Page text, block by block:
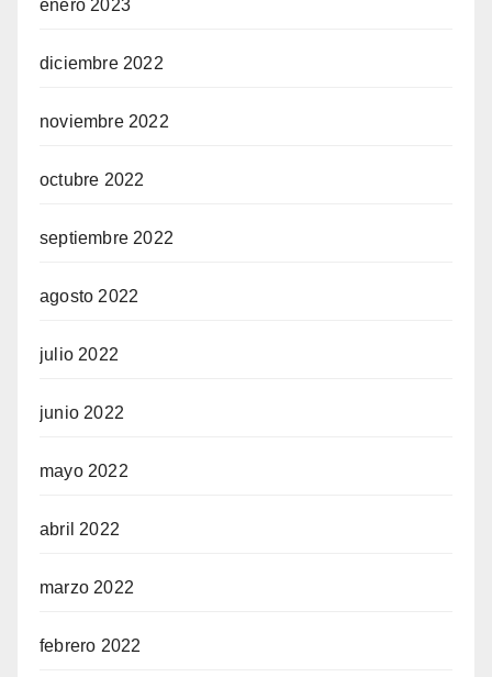
enero 2023
diciembre 2022
noviembre 2022
octubre 2022
septiembre 2022
agosto 2022
julio 2022
junio 2022
mayo 2022
abril 2022
marzo 2022
febrero 2022